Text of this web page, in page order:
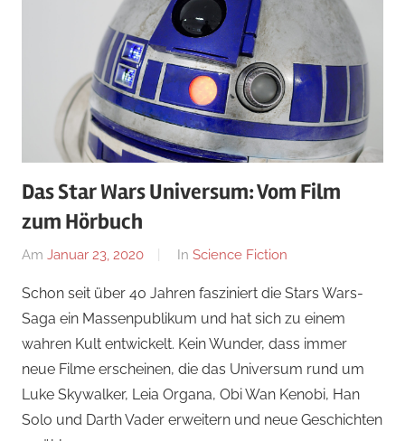
Das Star Wars Universum: Vom Film
zum Hörbuch
Am Januar 23, 2020
Von
In Science Fiction
Schon seit über 40 Jahren fasziniert die Stars Wars-
Saga ein Massenpublikum und hat sich zu einem
wahren Kult entwickelt. Kein Wunder, dass immer
neue Filme erscheinen, die das Universum rund um
Luke Skywalker, Leia Organa, Obi Wan Kenobi, Han
Solo und Darth Vader erweitern und neue Geschichten